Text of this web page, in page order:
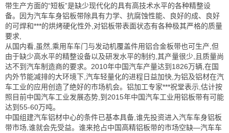
带生产方面的“短板”是缺少现代化的具有高技术水平的各种精整设
备。因为汽车车身铝板带除具有力学、抗腐蚀性能、良好的成、良好
的可焊和***的烘烤硬化性外,对铝板带表面状态有各种极其严格的质量
要求,
从国内看,虽然,乘用车车门与发动机覆盖件用铝合金板带也可生产,但
由于缺少高水平的精整设备以及研发水平的制约,其产量很少,且质量尚
达不到汽车制造商的要求。2010年中国汽车产量达到1826万辆,在国
内外节能减排的大环境下,汽车轻量化的进程日益加快,为铝及铝材在汽
车工业的应用创造了绝好的市场机会。铝加工专家***祝堂表示,估计按
照目前中国汽车工业发展态势,到2015年中国汽车工业用铝板带有可能
达到55-60万吨。
中国组建汽车铝材中心的条件已基本具备,谁先投资进入汽车车身铝板
带市场,谁就会先受益。谁来抢占中国高精铝板带的市场空缺—汽车车